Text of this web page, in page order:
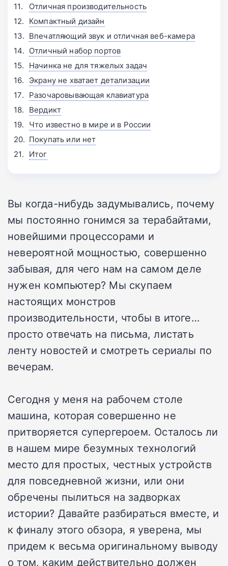
Отличная производительность
Компактный дизайн
Впечатляющий звук и отличная веб-камера
Отличный набор портов
Начинка не для тяжелых задач
Экрану не хватает детализации
Разочаровывающая клавиатура
Вердикт
Что известно в мире и в России
Покупать или нет
Итог
Вы когда-нибудь задумывались, почему
мы постоянно гонимся за терабайтами,
новейшими процессорами и
невероятной мощностью, совершенно
забывая, для чего нам на самом деле
нужен компьютер? Мы скупаем
настоящих монстров
производительности, чтобы в итоге…
просто отвечать на письма, листать
ленту новостей и смотреть сериалы по
вечерам.
Сегодня у меня на рабочем столе
машина, которая совершенно не
притворяется супергероем. Осталось ли
в нашем мире безумных технологий
место для простых, честных устройств
для повседневной жизни, или они
обречены пылиться на задворках
истории? Давайте разбираться вместе, и
к финалу этого обзора, я уверена, мы
придем к весьма оригинальному выводу
о том, каким действительно должен